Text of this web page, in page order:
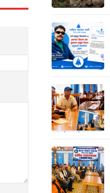
Website: